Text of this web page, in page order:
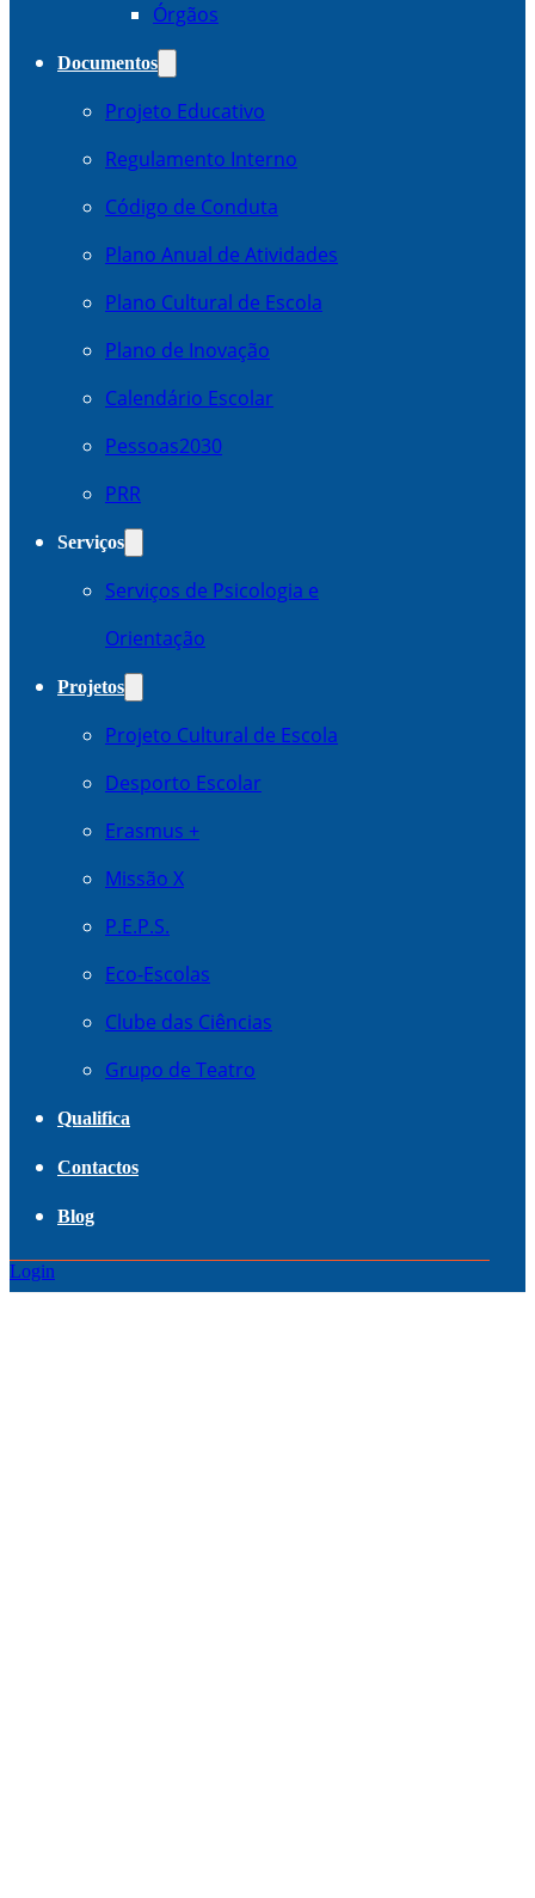
Órgãos
Documentos
Projeto Educativo
Regulamento Interno
Código de Conduta
Plano Anual de Atividades
Plano Cultural de Escola
Plano de Inovação
Calendário Escolar
Pessoas2030
PRR
Serviços
Serviços de Psicologia e
Orientação
Projetos
Projeto Cultural de Escola
Desporto Escolar
Erasmus +
Missão X
P.E.P.S.
Eco-Escolas
Clube das Ciências
Grupo de Teatro
Qualifica
Contactos
Blog
Login